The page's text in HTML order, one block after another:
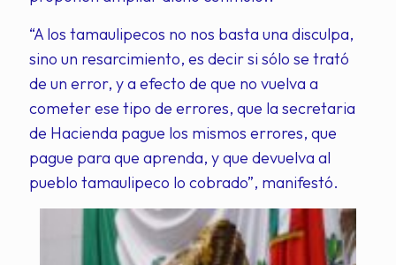
“A los tamaulipecos no nos basta una disculpa,
sino un resarcimiento, es decir si sólo se trató
de un error, y a efecto de que no vuelva a
cometer ese tipo de errores, que la secretaria
de Hacienda pague los mismos errores, que
pague para que aprenda, y que devuelva al
pueblo tamaulipeco lo cobrado”, manifestó.